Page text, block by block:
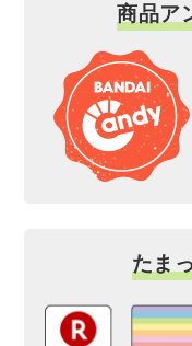
商品ア
たま